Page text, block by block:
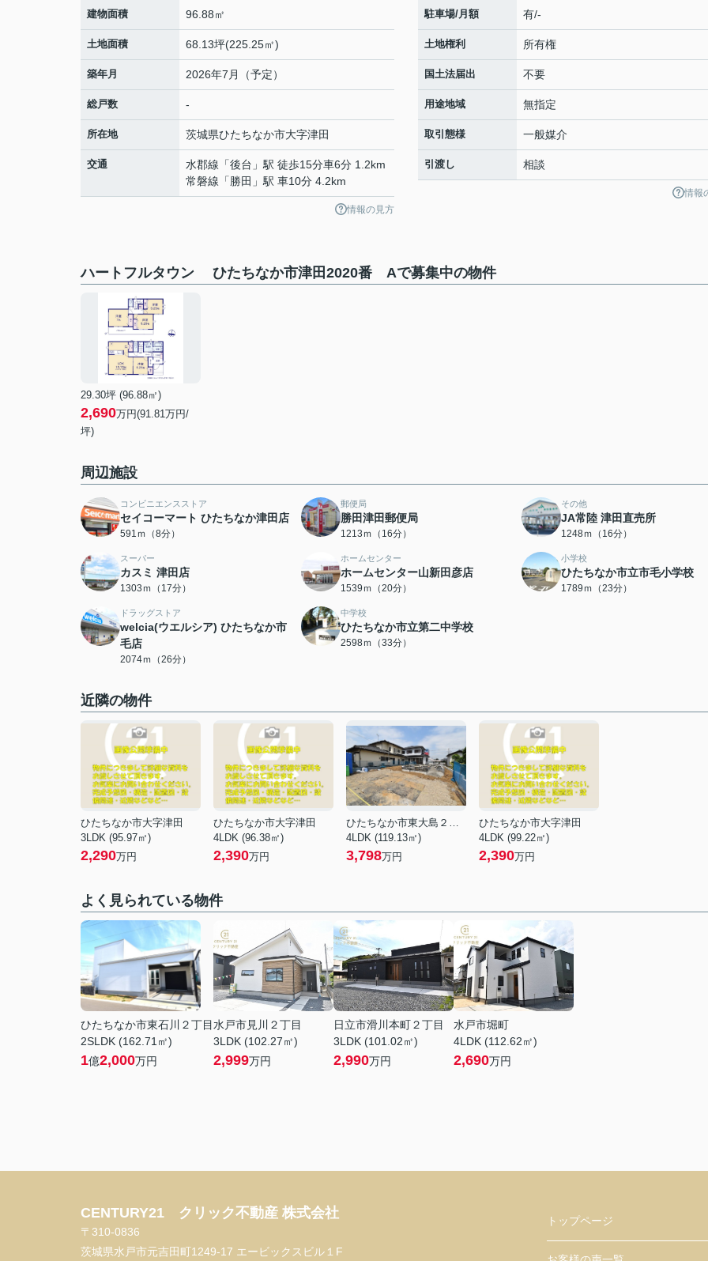
建物面積 96.88㎡
土地面積 68.13坪(225.25㎡)
築年月 2026年7月（予定）
総戸数 -
所在地 茨城県ひたちなか市大字津田
交通 水郡線 「後台 」駅 徒歩15分車6分 1.2km
常磐線 「 勝田 」駅 車10分 4.2km
情報の見方
駐車場/月額 有/-
土地権利 所有権
国土法届出 不要
用途地域 無指定
取引態様 一般媒介
引渡し 相談
情報
ハートフルタウン ひたちなか市津田2020番 Aで募集中の物件
29.30坪 (96.88㎡)
2,690万円(91.81万円/
坪)
周辺施設
コンビニエンスストア
セイコーマート ひたちなか津田店
591ｍ（8分）
郵便局
勝田津田郵便局
1213ｍ（16分）
その他
JA常陸 津田直売所
1248ｍ（16分）
スーパー
カスミ 津田店
1303ｍ（17分）
ホームセンター
ホームセンター山新田彦店
1539ｍ（20分）
小学校
ひたちなか市立市毛小学校
1789ｍ（23分）
ドラッグストア
welcia(ウエルシア) ひたちなか市
毛店
2074ｍ（26分）
中学校
ひたちなか市立第二中学校
2598ｍ（33分）
近隣の物件
ひたちなか市大字津田
3LDK (95.97㎡)
2,290万円
ひたちなか市大字津田
4LDK (96.38㎡)
2,390万円
ひたちなか市東大島２丁目
4LDK (119.13㎡)
3,798万円
ひたちなか市大字津田
4LDK (99.22㎡)
2,390万円
よく見られている物件
ひたちなか市東石川２丁目
2SLDK (162.71㎡)
1億2,000万円
水戸市見川２丁目
3LDK (102.27㎡)
2,999万円
日立市滑川本町２丁目
3LDK (101.02㎡)
2,990万円
水戸市堀町
4LDK (112.62㎡)
2,690万円
CENTURY21 クリック不動産 株式会社
〒310-0836
茨城県水戸市元吉田町1249-17 エービックスビル１F
トップページ